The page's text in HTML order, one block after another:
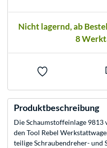
Nicht lagernd, ab
8
Produktbeschreibung
Die Schaumstoffeinlage
den Tool Rebel
teilige Schraubendreher- und